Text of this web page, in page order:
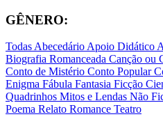
GÊNERO:
TodasAbecedárioApoio Didático
Biografia Romanceada Canção ou
Conto de Mistério Conto Popular
Enigma Fábula Fantasia Ficção
Quadrinhos Mitos e Lendas Não
Poema Relato Romance Teatro